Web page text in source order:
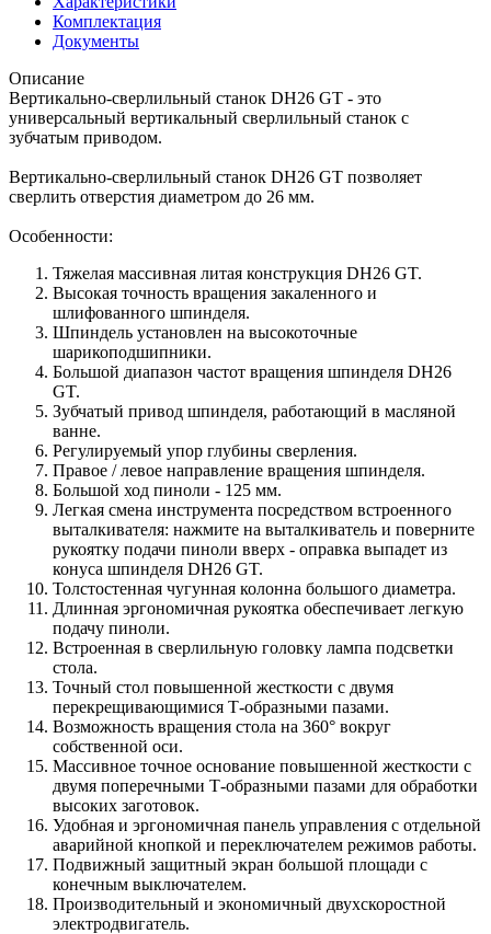
Комплектация
Документы
Описание
Вертикально-сверлильный станок DH26 GT - это
универсальный вертикальный сверлильный станок с
зубчатым приводом.
Вертикально-сверлильный станок DH26 GT позволяет
сверлить отверстия диаметром до 26 мм.
Особенности:
Тяжелая массивная литая конструкция DH26 GT.
Высокая точность вращения закаленного и
шлифованного шпинделя.
Шпиндель установлен на высокоточные
шарикоподшипники.
Большой диапазон частот вращения шпинделя DH26
GT.
Зубчатый привод шпинделя, работающий в масляной
ванне.
Регулируемый упор глубины сверления.
Правое / левое направление вращения шпинделя.
Большой ход пиноли - 125 мм.
Легкая смена инструмента посредством встроенного
выталкивателя: нажмите на выталкиватель и поверните
рукоятку подачи пиноли вверх - оправка выпадет из
конуса шпинделя DH26 GT.
Толстостенная чугунная колонна большого диаметра.
Длинная эргономичная рукоятка обеспечивает легкую
подачу пиноли.
Встроенная в сверлильную головку лампа подсветки
стола.
Точный стол повышенной жесткости с двумя
перекрещивающимися Т-образными пазами.
Возможность вращения стола на 360° вокруг
собственной оси.
Массивное точное основание повышенной жесткости с
двумя поперечными Т-образными пазами для обработки
высоких заготовок.
Удобная и эргономичная панель управления с отдельной
аварийной кнопкой и переключателем режимов работы.
Подвижный защитный экран большой площади с
конечным выключателем.
Производительный и экономичный двухскоростной
электродвигатель.